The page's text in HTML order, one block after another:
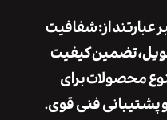
از:شفافیت
کیفیت
برای
فنی قوی.